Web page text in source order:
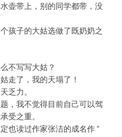
壶带上，别的同学都带，没
孩子的大姑选做了既奶奶之
不写写大姑？
走了，我的天塌了！
乏力。
，我不觉得目前自己可以驾
受之重。
也读过作家张洁的成名作 ”